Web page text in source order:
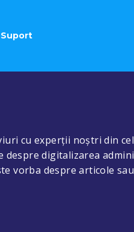
Suport
cu experții noștri din
despre digitalizarea
vorba despre articole